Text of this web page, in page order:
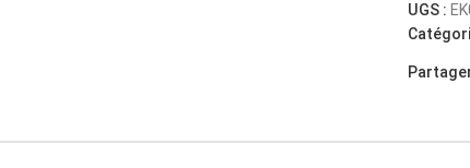
UGS :